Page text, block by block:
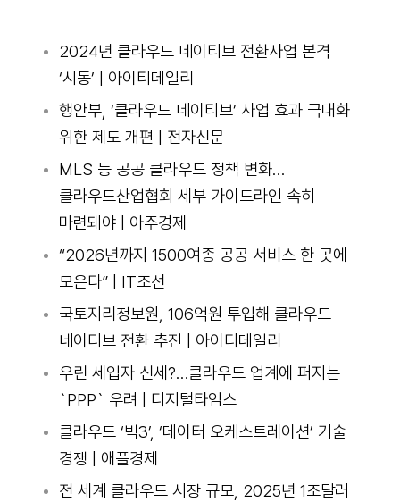
2024년 클라우드 네이티브 전환사업 본격
‘시동’ | 아이티데일리
행안부, ‘클라우드 네이티브’ 사업 효과 극대화
위한 제도 개편 | 전자신문
MLS 등 공공 클라우드 정책 변화…
클라우드산업협회 세부 가이드라인 속히
마련돼야 | 아주경제
“2026년까지 1500여종 공공 서비스 한 곳에
모은다” | IT조선
국토지리정보원, 106억원 투입해 클라우드
네이티브 전환 추진 | 아이티데일리
우린 세입자 신세?…클라우드 업계에 퍼지는
`PPP` 우려 | 디지털타임스
클라우드 ‘빅3’, ‘데이터 오케스트레이션’ 기술
경쟁 | 애플경제
전 세계 클라우드 시장 규모, 2025년 1조달러